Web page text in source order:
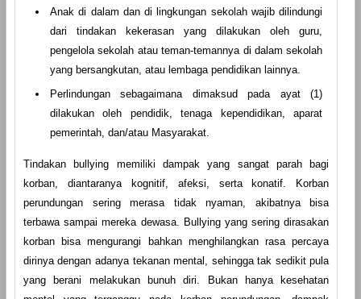
Anak di dalam dan di lingkungan sekolah wajib dilindungi
dari tindakan kekerasan yang dilakukan oleh guru,
pengelola sekolah atau teman-temannya di dalam sekolah
yang bersangkutan, atau lembaga pendidikan lainnya.
Perlindungan sebagaimana dimaksud pada ayat (1)
dilakukan oleh pendidik, tenaga kependidikan, aparat
pemerintah, dan/atau Masyarakat.
Tindakan bullying memiliki dampak yang sangat parah bagi
korban, diantaranya kognitif, afeksi, serta konatif. Korban
perundungan sering merasa tidak nyaman, akibatnya bisa
terbawa sampai mereka dewasa. Bullying yang sering dirasakan
korban bisa mengurangi bahkan menghilangkan rasa percaya
dirinya dengan adanya tekanan mental, sehingga tak sedikit pula
yang berani melakukan bunuh diri. Bukan hanya kesehatan